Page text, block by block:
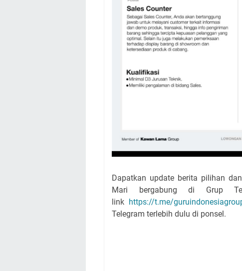
Dapatkan update berita pilihan
Mari bergabung di Grup
link https://t.me/
Telegram terlebih dulu di ponsel.